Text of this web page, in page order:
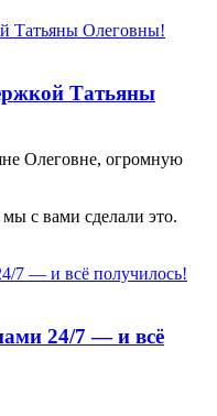
Татьяны
Олеговне, огромную
с вами сделали это.
24/7 — и всё